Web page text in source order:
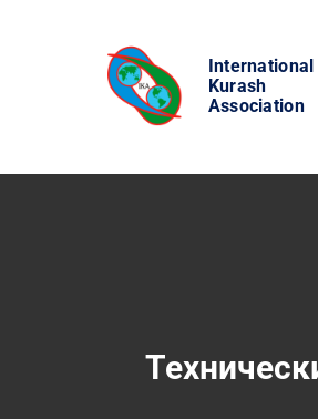
International
Kurash
Association